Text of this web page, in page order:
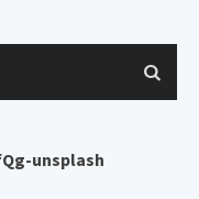
unsplash